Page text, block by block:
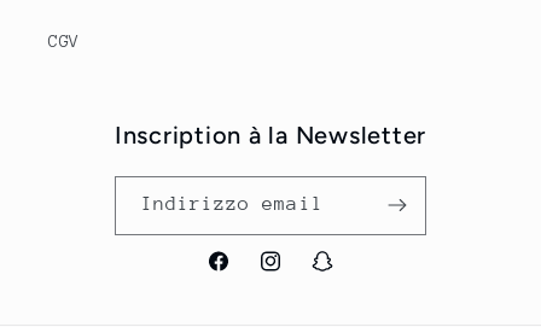
CGV
Inscription à la Newsletter
Indirizzo email
FacebookInstagramSnapchat